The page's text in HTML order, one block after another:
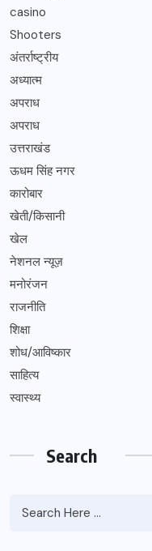
casino
Shooters
अंतर्राष्ट्रीय
अध्यात्म
अपराध
अपराध
उत्तराखंड
ऊधम सिंह नगर
कारोबार
खेती/किसानी
खेल
नेशनल न्यूज़
मनोरंजन
राजनीति
शिक्षा
शोध/आविष्कार
साहित्य
स्वास्थ्य
Search